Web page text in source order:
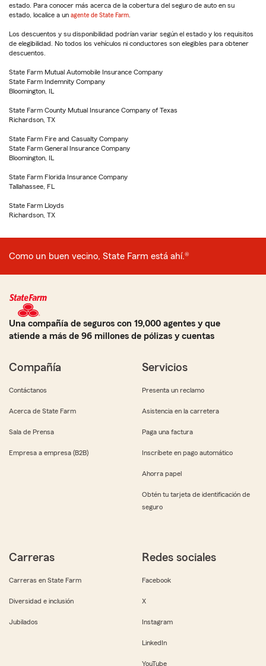
estado. Para conocer más acerca de la cobertura del seguro de auto en su
estado, localice a un agente de State Farm
Los descuentos y su disponibilidad podrían variar según el estado y los requisitos
de elegibilidad. No todos los vehículos ni conductores son elegibles para obtener
descuentos.
State Farm Mutual Automobile Insurance Company
State Farm Indemnity Company
Bloomington, IL
State Farm County Mutual Insurance Company of Texas
Richardson, TX
State Farm Fire and Casualty Company
State Farm General Insurance Company
Bloomington, IL
State Farm Florida Insurance Company
Tallahassee, FL
State Farm Lloyds
Richardson, TX
Como un buen vecino, State Farm está ahí.®
Una compañía de seguros con 19,000 agentes y que
atiende a más de 96 millones de pólizas y cuentas
Compañía
Contáctanos
Acerca de State Farm
Sala de Prensa
Empresa a empresa (B2B)
Servicios
Presenta un reclamo
Asistencia en la carretera
Paga una factura
Inscríbete en pago automático
Ahorra papel
Obtén tu tarjeta de identificación de
seguro
Carreras
Carreras en State Farm
Diversidad e inclusión
Jubilados
Redes sociales
Facebook
X
Instagram
LinkedIn
YouTube